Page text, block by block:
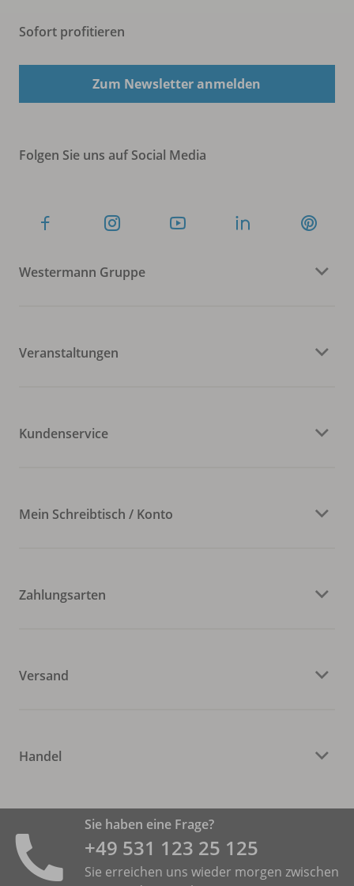
Sofort profitieren
Zum Newsletter anmelden
Folgen Sie uns auf Social Media
Westermann Gruppe
Veranstaltungen
Kundenservice
Mein Schreibtisch / Konto
Zahlungsarten
Versand
Handel
Sie haben eine Frage?
+49 531 ­123 25 125
Sie erreichen uns wieder morgen zwischen